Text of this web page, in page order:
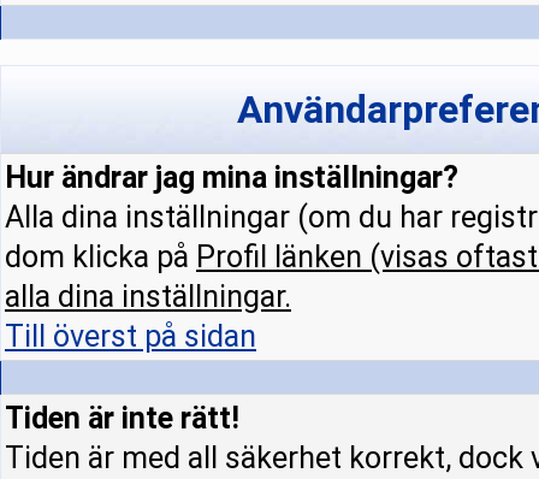
Hur ändrar jag mina inställningar?
Alla dina inställningar (om du har
dom klicka på Profil
länken (visas
alla dina inställningar.
Till överst på sidan
Tiden är inte rätt!
Tiden är med all säkerhet korrekt, dock